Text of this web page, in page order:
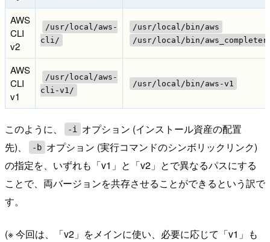
AWS
CLI
v2
/usr/local/aws-
cli/
/usr/local/bin/aws
/usr/local/bin/aws_completer
AWS
CLI
v1
/usr/local/aws-
cli-v1/
/usr/local/bin/aws-v1
このように、 -i
オプション (インストール資産の配置
先)、
-b オプション (実行コマンドのシンボリックリンク)
の指定を、いずれも「v1」と「v2」とで異なるパスにする
ことで、両バージョンを共存させることができるという訳で
す。
(※ 今回は、「v2」をメインに使い、必要に応じて「v1」も